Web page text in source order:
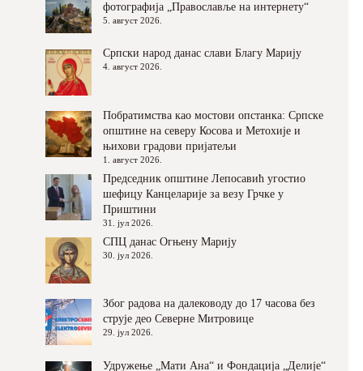
фотографија „Православље на интернету“
5. август 2026.
Српски народ данас слави Благу Марију
4. август 2026.
Побратимства као мостови опстанка: Српске
општине на северу Косова и Метохије и
њихови градови пријатељи
1. август 2026.
Председник општине Лепосавић угостио
шефицу Канцеларије за везу Грчке у
Приштини
31. јул 2026.
СПЦ данас Огњену Марију
30. јул 2026.
Због радова на далеководу до 17 часова без
струје део Северне Митровице
29. јул 2026.
Удружење „Мати Ана“ и Фондација „Делије“